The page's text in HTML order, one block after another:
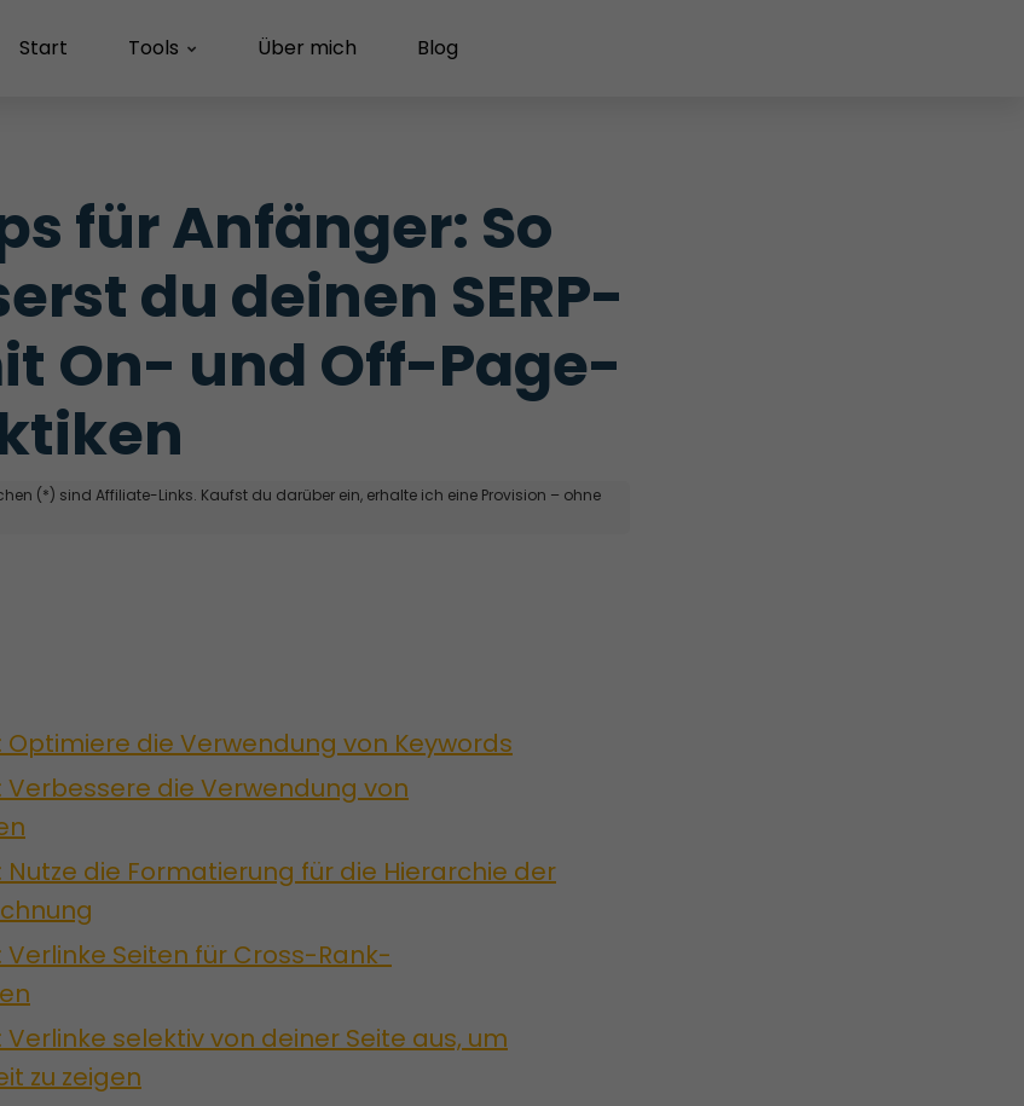
Start Tools Über mich Blog
für Anfänger: So
du deinen SERP-
On- und Off-Page-
(*) sind Affiliate-Links. Kaufst du darüber ein, erhalte ich eine Provision – ohne
Optimiere die Verwendung von Keywords
Verbessere die Verwendung von
Nutze die Formatierung für die Hierarchie der
Verlinke Seiten für Cross-Rank-
Verlinke selektiv von deiner Seite aus, um
zu zeigen